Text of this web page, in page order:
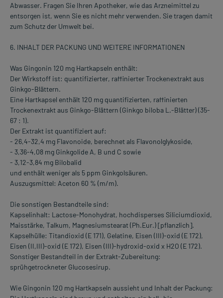
Abwasser. Fragen Sie Ihren Apotheker, wie das Arzneimittel zu
entsorgen ist, wenn Sie es nicht mehr verwenden. Sie tragen damit
zum Schutz der Umwelt bei.
6. INHALT DER PACKUNG UND WEITERE INFORMATIONEN
Was Gingonin 120 mg Hartkapseln enthält:
Der Wirkstoff ist: quantifizierter, raffinierter Trockenextrakt aus
Ginkgo-Blättern.
Eine Hartkapsel enthält 120 mg quantifizierten, raffinierten
Trockenextrakt aus Ginkgo-Blättern (Ginkgo biloba L.-Blätter) (35-
67 : 1).
Der Extrakt ist quantifiziert auf:
- 26,4-32,4 mg Flavonoide, berechnet als Flavonolglykoside,
- 3,36-4,08 mg Ginkgolide A, B und C sowie
- 3,12-3,84 mg Bilobalid
und enthält weniger als 5 ppm Ginkgolsäuren.
Auszugsmittel: Aceton 60 % (m/m).
Die sonstigen Bestandteile sind:
Kapselinhalt: Lactose-Monohydrat, hochdisperses Siliciumdioxid,
Maisstärke, Talkum, Magnesiumstearat (Ph.Eur.) [pflanzlich].
Kapselhülle: Titandioxid (E 171), Gelatine, Eisen (III)-oxid (E 172),
Eisen (II,III)-oxid (E 172), Eisen (III)-hydroxid-oxid x H2O (E 172).
Sonstiger Bestandteil in der Extrakt-Zubereitung:
sprühgetrockneter Glucosesirup.
Wie Gingonin 120 mg Hartkapseln aussieht und Inhalt der Packung: